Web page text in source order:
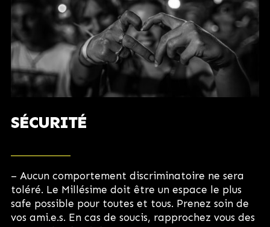
SÉCURITÉ
– Aucun comportement discriminatoire ne sera
toléré. Le Millésime doit être un espace le plus
safe possible pour toutes et tous. Prenez soin de
vos ami.e.s. En cas de soucis, rapprochez vous des